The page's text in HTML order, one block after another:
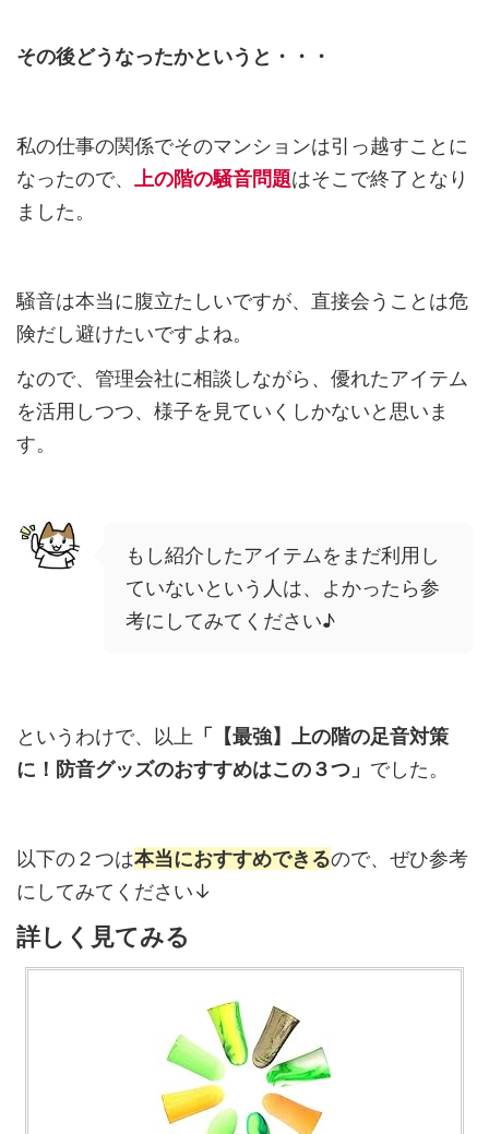
その後どうなったかというと・・・
私の仕事の関係でそのマンションは引っ越すことに
なったので、
上の階の騒音問題はそこで終了となり
ました。
騒音は本当に腹立たしいですが、直接会うことは危
険だし避けたいですよね。
なので、管理会社に相談しながら、優れたアイテム
を活用しつつ、様子を見ていくしかないと思いま
す。
もし紹介したアイテムをまだ利用し
ていないという人は、よかったら参
考にしてみてください♪
というわけで、以上 「【最強】上の階の足音対策
に！防音グッズのおすすめはこの３つ」 でした。
以下の２つは本当におすすめできるので、ぜひ参考
にしてみてください↓
詳しく見てみる